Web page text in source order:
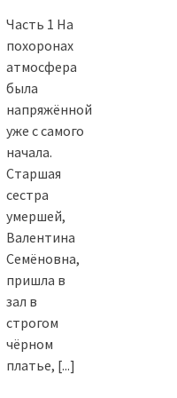
Часть 1 На
похоронах
атмосфера
была
напряжённой
уже с самого
начала.
Старшая
сестра
умершей,
Валентина
Семёновна,
пришла в
зал в
строгом
чёрном
платье, [...]